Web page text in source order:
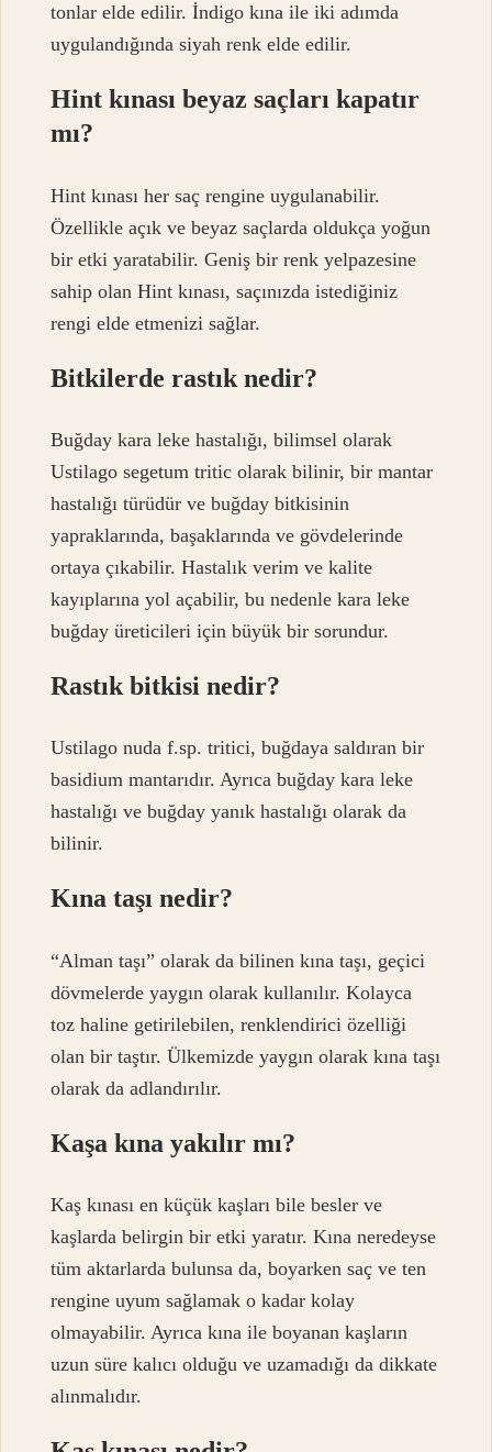
tonlar elde edilir. İndigo kına ile iki adımda
uygulandığında siyah renk elde edilir.
Hint kınası beyaz saçları kapatır
mı?
Hint kınası her saç rengine uygulanabilir.
Özellikle açık ve beyaz saçlarda oldukça yoğun
bir etki yaratabilir. Geniş bir renk yelpazesine
sahip olan Hint kınası, saçınızda istediğiniz
rengi elde etmenizi sağlar.
Bitkilerde rastık nedir?
Buğday kara leke hastalığı, bilimsel olarak
Ustilago segetum tritic olarak bilinir, bir mantar
hastalığı türüdür ve buğday bitkisinin
yapraklarında, başaklarında ve gövdelerinde
ortaya çıkabilir. Hastalık verim ve kalite
kayıplarına yol açabilir, bu nedenle kara leke
buğday üreticileri için büyük bir sorundur.
Rastık bitkisi nedir?
Ustilago nuda f.sp. tritici, buğdaya saldıran bir
basidium mantarıdır. Ayrıca buğday kara leke
hastalığı ve buğday yanık hastalığı olarak da
bilinir.
Kına taşı nedir?
“Alman taşı” olarak da bilinen kına taşı, geçici
dövmelerde yaygın olarak kullanılır. Kolayca
toz haline getirilebilen, renklendirici özelliği
olan bir taştır. Ülkemizde yaygın olarak kına taşı
olarak da adlandırılır.
Kaşa kına yakılır mı?
Kaş kınası en küçük kaşları bile besler ve
kaşlarda belirgin bir etki yaratır. Kına neredeyse
tüm aktarlarda bulunsa da, boyarken saç ve ten
rengine uyum sağlamak o kadar kolay
olmayabilir. Ayrıca kına ile boyanan kaşların
uzun süre kalıcı olduğu ve uzamadığı da dikkate
alınmalıdır.